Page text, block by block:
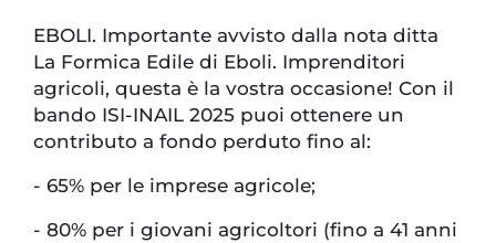
EBOLI. Importante avvisto dalla nota ditta
La Formica Edile di Eboli. Imprenditori
agricoli, questa è la vostra occasione! Con il
bando ISI-INAIL 2025 puoi ottenere un
contributo a fondo perduto fino al:
- 65% per le imprese agricole;
- 80% per i giovani agricoltori (fino a 41 anni